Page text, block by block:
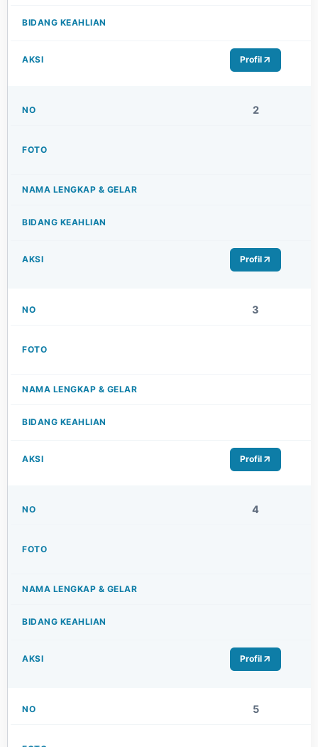
Profil
2
Profil
3
Profil
4
Profil
5